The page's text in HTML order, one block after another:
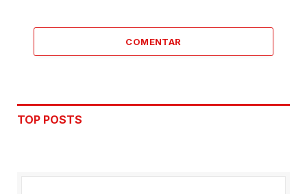
COMENTAR
TOP POSTS